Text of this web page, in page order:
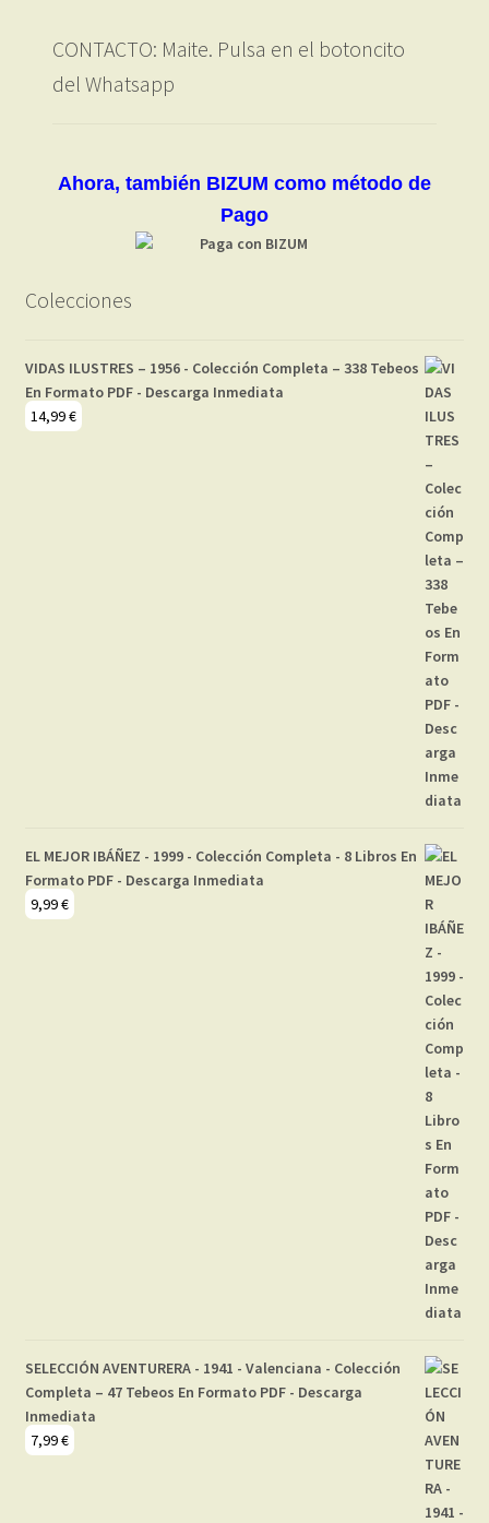
CONTACTO: Maite. Pulsa en el botoncito
del Whatsapp
Ahora, también BIZUM como método de
Pago
Colecciones
VIDAS ILUSTRES – 1956 - Colección Completa – 338 Tebeos
En Formato PDF - Descarga Inmediata
14,99€
EL MEJOR IBÁÑEZ - 1999 - Colección Completa - 8 Libros En
Formato PDF - Descarga Inmediata
9,99€
SELECCIÓN AVENTURERA - 1941 - Valenciana - Colección
Completa – 47 Tebeos En Formato PDF - Descarga
Inmediata
7,99€